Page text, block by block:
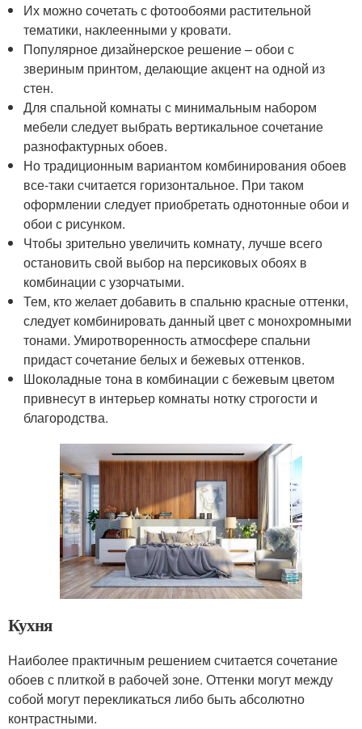
Их можно сочетать с фотообоями растительной
тематики, наклеенными у кровати.
Популярное дизайнерское решение – обои с
звериным принтом, делающие акцент на одной из
стен.
Для спальной комнаты с минимальным набором
мебели следует выбрать вертикальное сочетание
разнофактурных обоев.
Но традиционным вариантом комбинирования обоев
все-таки считается горизонтальное. При таком
оформлении следует приобретать однотонные обои и
обои с рисунком.
Чтобы зрительно увеличить комнату, лучше всего
остановить свой выбор на персиковых обоях в
комбинации с узорчатыми.
Тем, кто желает добавить в спальню красные оттенки,
следует комбинировать данный цвет с монохромными
тонами. Умиротворенность атмосфере спальни
придаст сочетание белых и бежевых оттенков.
Шоколадные тона в комбинации с бежевым цветом
привнесут в интерьер комнаты нотку строгости и
благородства.
Кухня
Наиболее практичным решением считается сочетание
обоев с плиткой в рабочей зоне. Оттенки могут между
собой могут перекликаться либо быть абсолютно
контрастными.